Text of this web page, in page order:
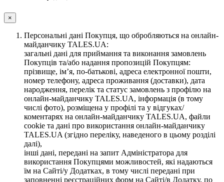
×
Персональні дані Покупця, що обробляються на онлайн-
майданчику TALES.UA:
загальні дані для приймання та виконання замовлень
Покупців та/або надання пропозицій Покупцям:
прізвище, ім’я, по-батькові, адреса електронної пошти,
номер телефону, адреса проживання (доставки), дата
народження, перелік та статус замовлень з профілю на
онлайн-майданчику TALES.UA, інформація (в тому
числі фото), розміщена у профілі та у відгуках/
коментарях на онлайн-майданчику TALES.UA, файли
cookie та дані про використання онлайн-майданчику
TALES.UA (згідно переліку, наведеного в цьому розділі
далі),
інші дані, передані на запит Адміністратора для
використання Покупцями можливостей, які надаються
їм на Сайті/у Додатках, в тому числі передані при
заповненні реєстраційних форм на Сайті/в Додатку, по